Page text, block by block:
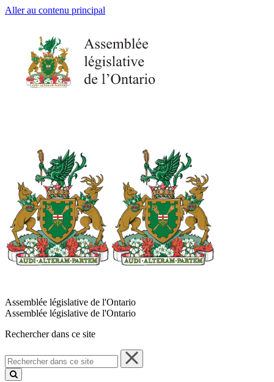
Aller au contenu principal
Assemblée législative de l'Ontario
Assemblée législative de l'Ontario
Rechercher dans ce site
Rechercher
dans
ce